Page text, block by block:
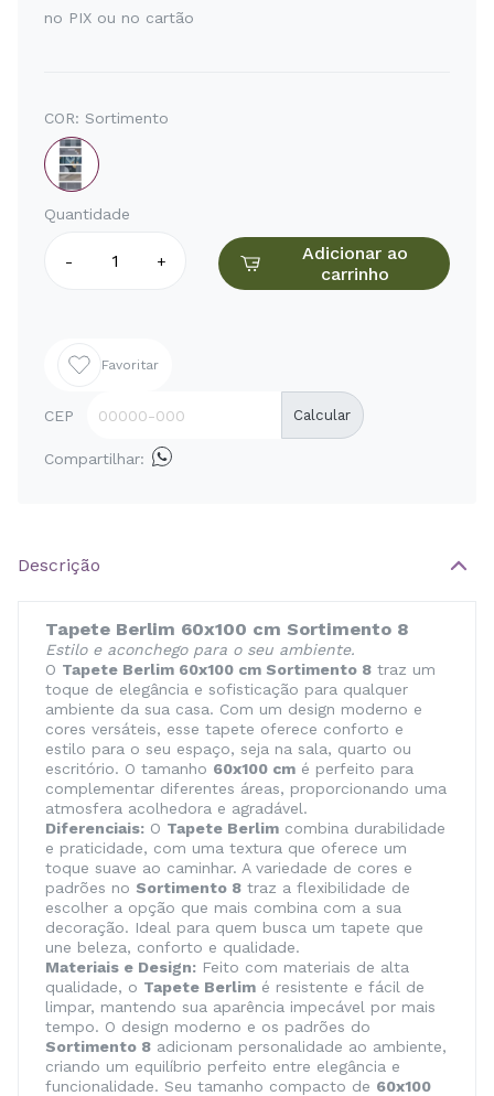
no PIX ou no cartão
COR: Sortimento
Quantidade
- +
Adicionar ao
carrinho
Favoritar
CEP Calcular
Compartilhar:
Descrição
Tapete Berlim 60x100 cm Sortimento 8
Estilo e aconchego para o seu ambiente.
O Tapete Berlim 60x100 cm Sortimento 8 traz um
toque de elegância e sofisticação para qualquer
ambiente da sua casa. Com um design moderno e
cores versáteis, esse tapete oferece conforto e
estilo para o seu espaço, seja na sala, quarto ou
escritório. O tamanho 60x100 cm é perfeito para
complementar diferentes áreas, proporcionando uma
atmosfera acolhedora e agradável.
Diferenciais: O Tapete Berlim combina durabilidade
e praticidade, com uma textura que oferece um
toque suave ao caminhar. A variedade de cores e
padrões no Sortimento 8 traz a flexibilidade de
escolher a opção que mais combina com a sua
decoração. Ideal para quem busca um tapete que
une beleza, conforto e qualidade.
Materiais e Design: Feito com materiais de alta
qualidade, o Tapete Berlim é resistente e fácil de
limpar, mantendo sua aparência impecável por mais
tempo. O design moderno e os padrões do
Sortimento 8 adicionam personalidade ao ambiente,
criando um equilíbrio perfeito entre elegância e
funcionalidade. Seu tamanho compacto de 60x100